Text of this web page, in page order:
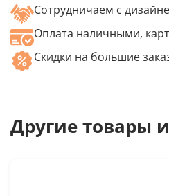
Сотрудничаем с
Оплата наличными,
Скидки на большие
Другие товары